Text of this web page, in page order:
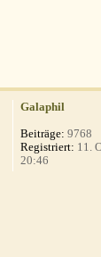
Galaphil
Beiträge: 9768
Registriert: 11.
20:46